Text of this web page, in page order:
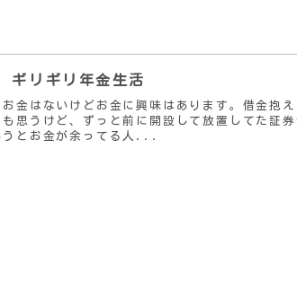
リギリ年金生活
金はないけどお金に興味はあります。借金抱え
思うけど、ずっと前に開設して放置してた証券
うとお金が余ってる人...